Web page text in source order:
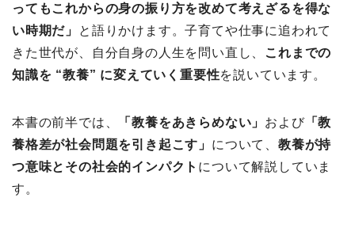
ってもこれからの身の振り方を改めて考えざるを得な
い時期だ」
と語りかけます。子育てや仕事に追われて
きた世代が、自分自身の人生を問い直し、
これまでの
知識を “教養” に変えていく重要性を説いています。
本書の前半では、 「教養をあきらめない」 および「教
養格差が社会問題を引き起こす」 について、 教養が持
つ意味とその社会的インパクト について解説していま
す。